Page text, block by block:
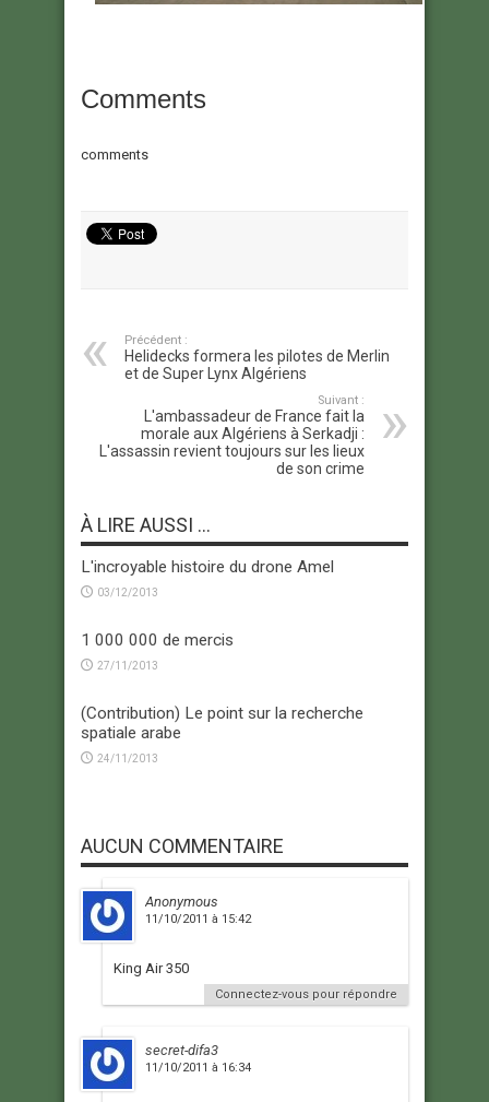
Comments
comments
Précédent :
Helidecks formera les pilotes de Merlin
et de Super Lynx Algériens
Suivant :
L'ambassadeur de France fait la
morale aux Algériens à Serkadji :
L'assassin revient toujours sur les lieux
de son crime
À LIRE AUSSI ...
L'incroyable histoire du drone Amel
03/12/2013
1 000 000 de mercis
27/11/2013
(Contribution) Le point sur la recherche
spatiale arabe
24/11/2013
AUCUN COMMENTAIRE
Anonymous
11/10/2011 à 15:42
King Air 350
Connectez-vous pour répondre
secret-difa3
11/10/2011 à 16:34